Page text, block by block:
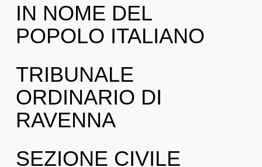
IN NOME DEL
POPOLO ITALIANO
TRIBUNALE
ORDINARIO DI
RAVENNA
SEZIONE CIVILE